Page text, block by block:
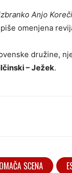
Anjo
piše omenjena
družine,
– Ježek.
SCENA